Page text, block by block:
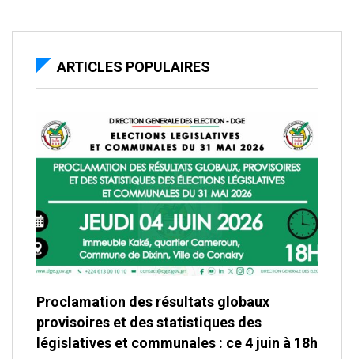
ARTICLES POPULAIRES
Proclamation des résultats globaux
provisoires et des statistiques des
législatives et communales : ce 4 juin à 18h